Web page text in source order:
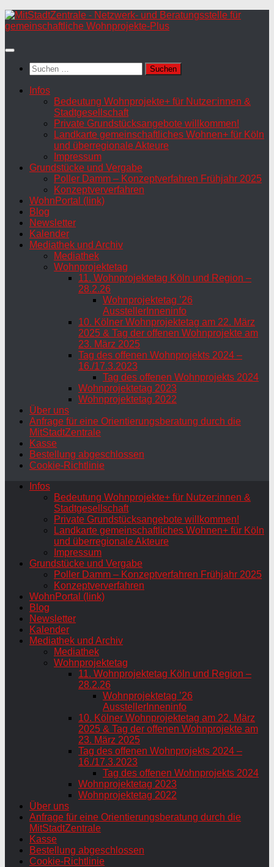
Zum
Inhalt
Suchen
nach:
Infos
Bedeutung Wohnprojekte+ für Nutzer:innen &
Stadtgesellschaft
Private Grundstücksangebote willkommen!
Landkarte gemeinschaftliches Wohnen+ für Köln
und überregionale Akteure
Impressum
Grundstücke und Vergabe
Poller Damm – Konzeptverfahren Frühjahr 2025
Konzeptververfahren
WohnPortal (link)
Blog
Newsletter
Kalender
Mediathek und Archiv
Mediathek
Wohnprojektetag
11. Wohnprojektetag Köln und Region –
28.2.26
Wohnprojektetag ’26
AusstellerInneninfo
10. Kölner Wohnprojektetag am 22. März
2025 & Tag der offenen Wohnprojekte am
23. März 2025
Tag des offenen Wohnprojekts 2024 –
16./17.3.2023
Tag des offenen Wohnprojekts 2024
Wohnprojektetag 2023
Wohnprojektetag 2022
Über uns
Anfrage für eine Orientierungsberatung durch die
MitStadtZentrale
Kasse
Bestellung abgeschlossen
Cookie-Richtlinie
Infos
Bedeutung Wohnprojekte+ für Nutzer:innen &
Stadtgesellschaft
Private Grundstücksangebote willkommen!
Landkarte gemeinschaftliches Wohnen+ für Köln
und überregionale Akteure
Impressum
Grundstücke und Vergabe
Poller Damm – Konzeptverfahren Frühjahr 2025
Konzeptververfahren
WohnPortal (link)
Blog
Newsletter
Kalender
Mediathek und Archiv
Mediathek
Wohnprojektetag
11. Wohnprojektetag Köln und Region –
28.2.26
Wohnprojektetag ’26
AusstellerInneninfo
10. Kölner Wohnprojektetag am 22. März
2025 & Tag der offenen Wohnprojekte am
23. März 2025
Tag des offenen Wohnprojekts 2024 –
16./17.3.2023
Tag des offenen Wohnprojekts 2024
Wohnprojektetag 2023
Wohnprojektetag 2022
Über uns
Anfrage für eine Orientierungsberatung durch die
MitStadtZentrale
Kasse
Bestellung abgeschlossen
Cookie-Richtlinie